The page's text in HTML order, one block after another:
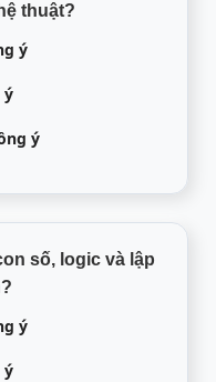
thuật?
ý
ý
ý
số, logic và lập
ý
ý